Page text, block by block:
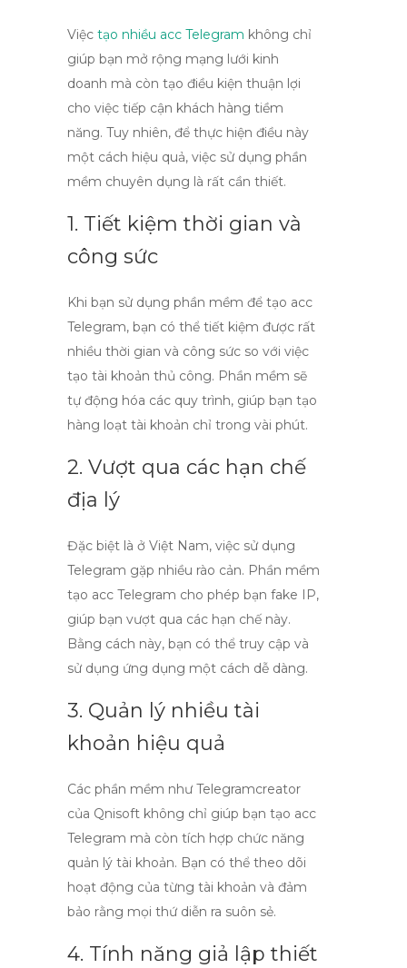
Việc tạo nhiều acc Telegram không chỉ
giúp bạn mở rộng mạng lưới kinh
doanh mà còn tạo điều kiện thuận lợi
cho việc tiếp cận khách hàng tiềm
năng. Tuy nhiên, để thực hiện điều này
một cách hiệu quả, việc sử dụng phần
mềm chuyên dụng là rất cần thiết.
1. Tiết kiệm thời gian và
công sức
Khi bạn sử dụng phần mềm để tạo acc
Telegram, bạn có thể tiết kiệm được rất
nhiều thời gian và công sức so với việc
tạo tài khoản thủ công. Phần mềm sẽ
tự động hóa các quy trình, giúp bạn tạo
hàng loạt tài khoản chỉ trong vài phút.
2. Vượt qua các hạn chế
địa lý
Đặc biệt là ở Việt Nam, việc sử dụng
Telegram gặp nhiều rào cản. Phần mềm
tạo acc Telegram cho phép bạn fake IP,
giúp bạn vượt qua các hạn chế này.
Bằng cách này, bạn có thể truy cập và
sử dụng ứng dụng một cách dễ dàng.
3. Quản lý nhiều tài
khoản hiệu quả
Các phần mềm nhưTelegramcreator
của Qnisoft không chỉ giúp bạn tạo acc
Telegram mà còn tích hợp chức năng
quản lý tài khoản. Bạn có thể theo dõi
hoạt động của từng tài khoản và đảm
bảo rằng mọi thứ diễn ra suôn sẻ.
4. Tính năng giả lập thiết